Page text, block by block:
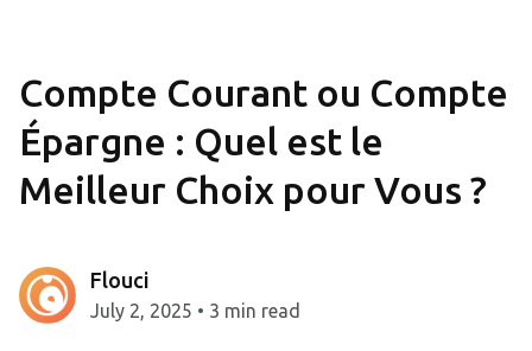
Compte Courant ou Compte
Épargne : Quel est le
Meilleur Choix pour Vous ?
Flouci
July 2, 2025 • 3 min read